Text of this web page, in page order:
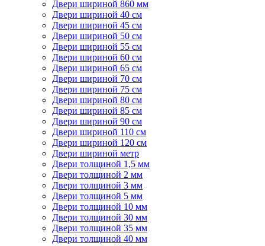
Двери шириной 860 мм
Двери шириной 40 см
Двери шириной 45 см
Двери шириной 50 см
Двери шириной 55 см
Двери шириной 60 см
Двери шириной 65 см
Двери шириной 70 см
Двери шириной 75 см
Двери шириной 80 см
Двери шириной 85 см
Двери шириной 90 см
Двери шириной 110 см
Двери шириной 120 см
Двери шириной метр
Двери толщиной 1,5 мм
Двери толщиной 2 мм
Двери толщиной 3 мм
Двери толщиной 5 мм
Двери толщиной 10 мм
Двери толщиной 30 мм
Двери толщиной 35 мм
Двери толщиной 40 мм